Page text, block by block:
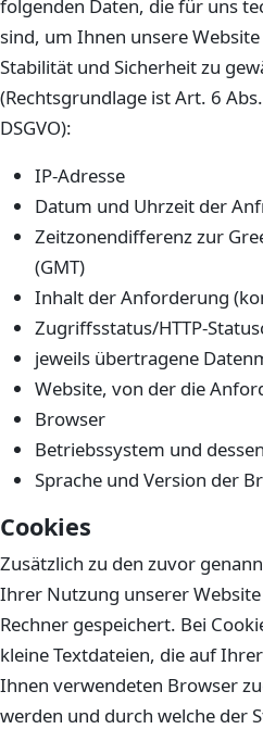
folgenden Daten, die für uns
sind, um Ihnen unsere
Stabilität und Sicherheit zu
(Rechtsgrundlage ist Art. 6
DSGVO):
IP-Adresse
Datum und Uhrzeit der
Zeitzonendifferenz zur
(GMT)
Inhalt der Anforderung
Zugriffsstatus/HTTP-
jeweils übertragene
Website, von der die
Browser
Betriebssystem und
Sprache und Version der
Cookies
Zusätzlich zu den zuvor
Ihrer Nutzung unserer
Rechner gespeichert. Bei
kleine Textdateien, die auf
Ihnen verwendeten Browser
werden und durch welche der